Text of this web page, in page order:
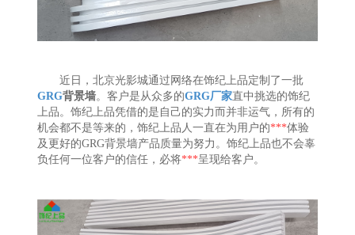
近日，北京光影城通过网络在饰纪上品定制了一批
GRG背景墙。客户是从众多的GRG厂家直中挑选的饰纪
上品。饰纪上品凭借的是自己的实力而并非运气，所有的
机会都不是等来的，饰纪上品人一直在为用户的***体验
及更好的GRG背景墙产品质量为努力。饰纪上品也不会辜
负任何一位客户的信任，必将***呈现给客户。